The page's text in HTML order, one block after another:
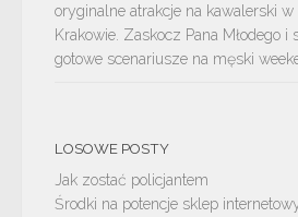
oryginalne atrakcje na kawalerski w
Krakowie. Zaskocz Pana Młodego i
gotowe scenariusze na męski
LOSOWE POSTY
Jak zostać policjantem
Środki na potencje sklep